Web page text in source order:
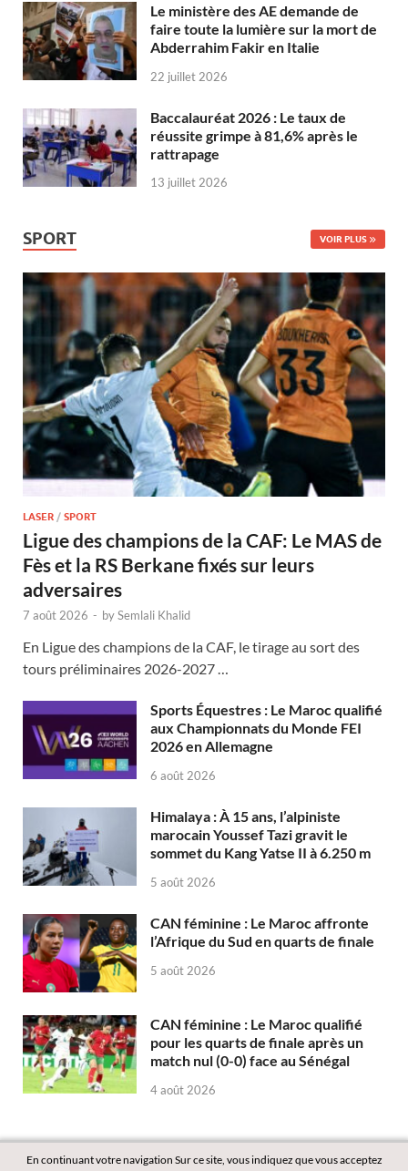
Le ministère des AE demande de
faire toute la lumière sur la mort de
Abderrahim Fakir en Italie
22 juillet 2026
Baccalauréat 2026 : Le taux de
réussite grimpe à 81,6% après le
rattrapage
13 juillet 2026
SPORT VOIR PLUS
LASER / SPORT
Ligue des champions de la CAF: Le MAS de
Fès et la RS Berkane fixés sur leurs
adversaires
7 août 2026 - bySemlali Khalid
En Ligue des champions de la CAF, le tirage au sort des
tours préliminaires 2026-2027 …
Sports Équestres : Le Maroc qualifié
aux Championnats du Monde FEI
2026 en Allemagne
6 août 2026
Himalaya : À 15 ans, l’alpiniste
marocain Youssef Tazi gravit le
sommet du Kang Yatse II à 6.250 m
5 août 2026
CAN féminine : Le Maroc affronte
l’Afrique du Sud en quarts de finale
5 août 2026
CAN féminine : Le Maroc qualifié
pour les quarts de finale après un
match nul (0-0) face au Sénégal
4 août 2026
En continuant votre navigation Sur ce site, vous indiquez que vous acceptez